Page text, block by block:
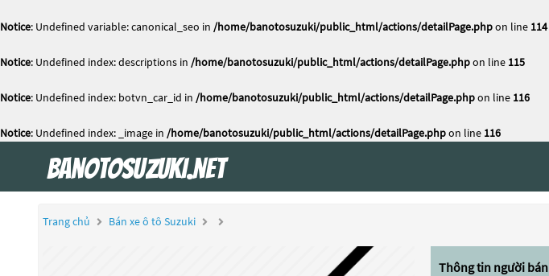
Notice: Undefined variable: canonical_seo in /home/banotosuzuki/public_html/actions/detailPage.phpon line 114
Notice: Undefined index: descriptions in /home/banotosuzuki/public_html/actions/detailPage.phpon line 115
Notice: Undefined index: botvn_car_id in /home/banotosuzuki/public_html/actions/detailPage.phpon line 116
Notice: Undefined index: _image in /home/banotosuzuki/public_html/actions/detailPage.phpon line 116
Trang chủ Bán xe ô tô Suzuki
Thông tin người bán